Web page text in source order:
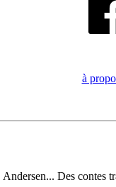
à
Des contes